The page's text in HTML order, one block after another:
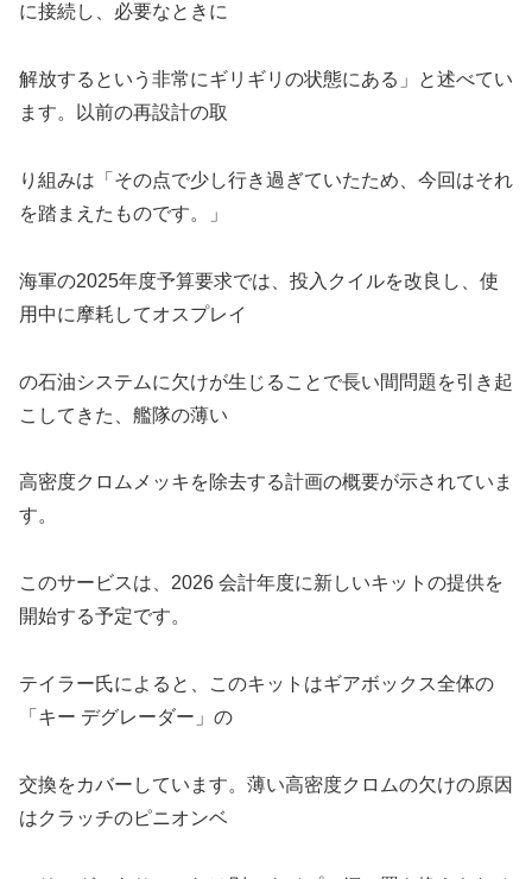
に接続し、必要なときに
解放するという非常にギリギリの状態にある」と述べてい
ます。以前の再設計の取
り組みは「その点で少し行き過ぎていたため、今回はそれ
を踏まえたものです。」
海軍の2025年度予算要求では、投入クイルを改良し、使
用中に摩耗してオスプレイ
の石油システムに欠けが生じることで長い間問題を引き起
こしてきた、艦隊の薄い
高密度クロムメッキを除去する計画の概要が示されていま
す。
このサービスは、2026 会計年度に新しいキットの提供を
開始する予定です。
テイラー氏によると、このキットはギアボックス全体の
「キー デグレーダー」の
交換をカバーしています。薄い高密度クロムの欠けの原因
はクラッチのピニオンベ